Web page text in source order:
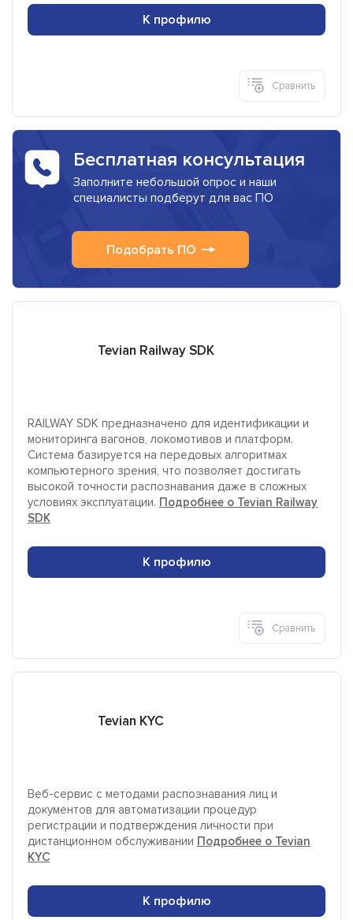
К профилю
Сравнить
Бесплатная консультация
Заполните небольшой опрос и наши
специалисты подберут для вас ПО
Подобрать ПО
Tevian Railway SDK
RAILWAY SDK предназначено для идентификации и
мониторинга вагонов, локомотивов и платформ.
Система базируется на передовых алгоритмах
компьютерного зрения, что позволяет достигать
высокой точности распознавания даже в сложных
условиях эксплуатации. Подробнее о Tevian Railway
SDK
К профилю
Сравнить
Tevian KYC
Веб-сервис с методами распознавания лиц и
документов для автоматизации процедур
регистрации и подтверждения личности при
дистанционном обслуживании Подробнее о Tevian
KYC
К профилю